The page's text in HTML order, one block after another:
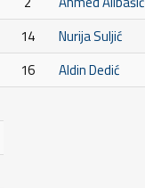
14
Nurija Suljić
16
Aldin Dedić